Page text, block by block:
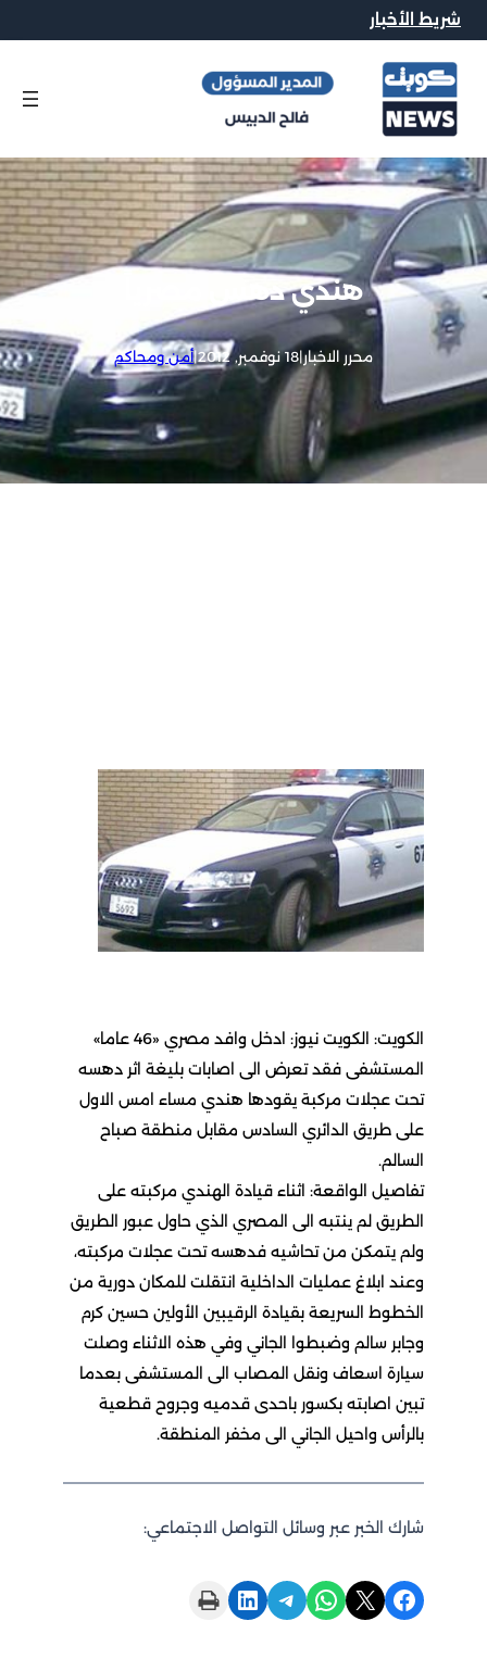
شريط الأخبار
هندي دهس مصرياً
محرر الاخبار|18 نوفمبر, 2012 |أمن ومحاكم
الكويت: الكويت نيوز: ادخل وافد مصري «46 عاما»
المستشفى فقد تعرض الى اصابات بليغة اثر دهسه
تحت عجلات مركبة يقودها هندي مساء امس الاول
على طريق الدائري السادس مقابل منطقة صباح
السالم.
تفاصيل الواقعة: اثناء قيادة الهندي مركبته على
الطريق لم ينتبه الى المصري الذي حاول عبور الطريق
ولم يتمكن من تحاشيه فدهسه تحت عجلات مركبته،
وعند ابلاغ عمليات الداخلية انتقلت للمكان دورية من
الخطوط السريعة بقيادة الرقيبين الأولين حسين كرم
وجابر سالم وضبطوا الجاني وفي هذه الاثناء وصلت
سيارة اسعاف ونقل المصاب الى المستشفى بعدما
تبين اصابته بكسور باحدى قدميه وجروح قطعية
بالرأس واحيل الجاني الى مخفر المنطقة.
شارك الخبر عبر وسائل التواصل الاجتماعي:
Share on Facebook
Share on X
Share on WhatsApp
Share on Telegram
Share on LinkedIn
Print this Page